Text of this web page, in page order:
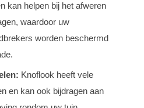
kan helpen bij het afweren
waardoor uw
worden beschermd
Knoflook heeft vele
en kan ook bijdragen aan